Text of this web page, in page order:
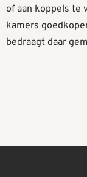
of aan koppels te
kamers
bedraagt daar